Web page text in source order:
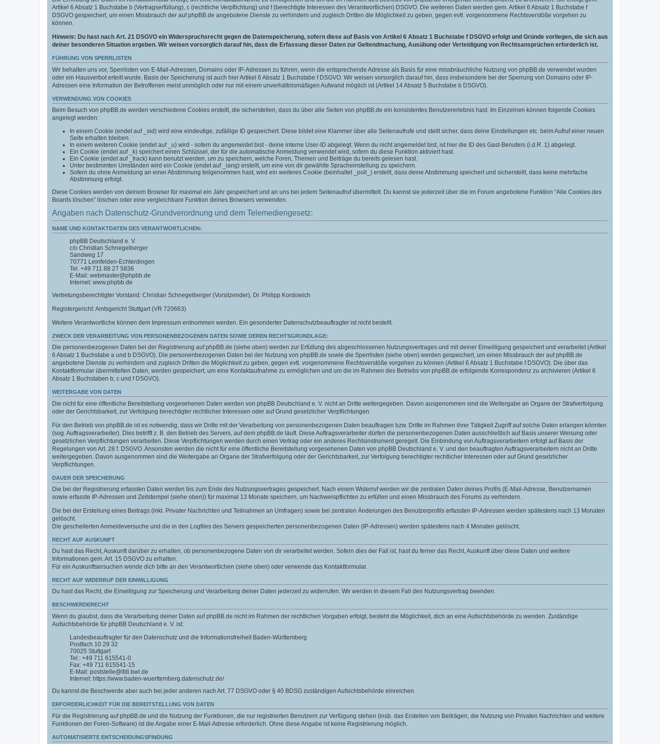
Artikel 6 Absatz 1 Buchstabe b (Vertragserfüllung), c (rechtliche Verpflichtung) und f (berechtigte Interessen des Verantwortlichen) DSGVO. Die weiteren Daten werden gem. Artikel 6 Absatz 1 Buchstabe f
DSGVO gespeichert, um einen Missbrauch der auf phpBB.de angebotene Dienste zu verhindern und zugleich Dritten die Möglichkeit zu geben, gegen evtl. vorgenommene Rechtsverstöße vorgehen zu
können.
Hinweis: Du hast nach Art. 21 DSGVO ein Widerspruchsrecht gegen die Datenspeicherung, sofern diese auf Basis von Artikel 6 Absatz 1 Buchstabe f DSGVO erfolgt und Gründe vorliegen, die sich aus
deiner besonderen Situation ergeben. Wir weisen vorsorglich darauf hin, dass die Erfassung dieser Daten zur Geltendmachung, Ausübung oder Verteidigung von Rechtsansprüchen erforderlich ist.
FÜHRUNG VON SPERRLISTEN
Wir behalten uns vor, Sperrlisten von E-Mail-Adressen, Domains oder IP-Adressen zu führen, wenn die entsprechende Adresse als Basis für eine missbräuchliche Nutzung von phpBB.de verwendet wurden
oder ein Hausverbot erteilt wurde. Basis der Speicherung ist auch hier Artikel 6 Absatz 1 Buchstabe f DSGVO. Wir weisen vorsorglich darauf hin, dass insbesondere bei der Sperrung von Domains oder IP-
Adressen eine Information der Betroffenen meist unmöglich oder nur mit einem unverhältnismäßigen Aufwand möglich ist (Artikel 14 Absatz 5 Buchstabe b DSGVO).
VERWENDUNG VON COOKIES
Beim Besuch von phpBB.de werden verschiedene Cookies erstellt, die sicherstellen, dass du über alle Seiten von phpBB.de ein konsistentes Benutzererlebnis hast. Im Einzelnen können folgende Cookies
angelegt werden:
In einem Cookie (endet auf _sid) wird eine eindeutige, zufällige ID gespeichert. Diese bildet eine Klammer über alle Seitenaufrufe und stellt sicher, dass deine Einstellungen etc. beim Aufruf einer neuen
Seite erhalten bleiben.
In einem weiteren Cookie (endet auf _u) wird - sofern du angemeldet bist - deine interne User-ID abgelegt. Wenn du nicht angemeldet bist, ist hier die ID des Gast-Benuters (i.d.R. 1) abgelegt.
Ein Cookie (endet auf _k) speichert einen Schlüssel, der für die automatische Anmeldung verwendet wird, sofern du diese Funktion aktiviert hast.
Ein Cookie (endet auf _track) kann benutzt werden, um zu speichern, welche Foren, Themen und Beiträge du bereits gelesen hast.
Unter bestimmten Umständen wird ein Cookie (endet auf _lang) erstellt, um eine von dir gewählte Spracheinstellung zu speichern.
Sofern du ohne Anmeldung an einer Abstimmung teilgenommen hast, wird ein weiteres Cookie (beinhaltet _poll_) erstellt, dass deine Abstimmung speichert und sicherstellt, dass keine mehrfache
Abstimmung erfolgt.
Diese Cookies werden von deinem Browser für maximal ein Jahr gespeichert und an uns bei jedem Seitenaufruf übermittelt. Du kannst sie jederzeit über die im Forum angebotene Funktion “Alle Cookies des
Boards löschen” löschen oder eine vergleichbare Funktion deines Browsers verwenden.
Angaben nach Datenschutz-Grundverordnung und dem Telemediengesetz:
NAME UND KONTAKTDATEN DES VERANTWORTLICHEN:
phpBB Deutschland e. V.
c/o Christian Schnegelberger
Sandweg 17
70771 Leinfelden-Echterdingen
Tel. +49 711 88 27 5836
E-Mail: webmaster@phpbb.de
Internet: www.phpbb.de
Vertretungsberechtigter Vorstand: Christian Schnegelberger (Vorsitzender), Dr. Philipp Kordowich
Registergericht: Amtsgericht Stuttgart (VR 720663)
Weitere Verantwortliche können dem Impressum entnommen werden. Ein gesonderter Datenschutzbeauftragter ist nicht bestellt.
ZWECK DER VERARBEITUNG VON PERSONENBEZOGENEN DATEN SOWIE DEREN RECHTSGRUNDLAGE:
Die personenbezogenen Daten bei der Registrierung auf phpBB.de (siehe oben) werden zur Erfüllung des abgeschlossenen Nutzungsvertrages und mit deiner Einwilligung gespeichert und verarbeitet (Artikel
6 Absatz 1 Buchstabe a und b DSGVO). Die personenbezogenen Daten bei der Nutzung von phpBB.de sowie die Sperrlisten (siehe oben) werden gespeichert, um einen Missbrauch der auf phpBB.de
angebotene Dienste zu verhindern und zugleich Dritten die Möglichkeit zu geben, gegen evtl. vorgenommene Rechtsverstöße vorgehen zu können (Artikel 6 Absatz 1 Buchstabe f DSGVO). Die über das
Kontaktformular übermittelten Daten, werden gespeichert, um eine Kontaktaufnahme zu ermöglichen und um die im Rahmen des Betriebs von phpBB.de erfolgende Korrespondenz zu archivieren (Artikel 6
Absatz 1 Buchstaben b, c und f DSGVO).
WEITERGABE VON DATEN
Die nicht für eine öffentliche Bereitstellung vorgesehenen Daten werden von phpBB Deutschland e. V. nicht an Dritte weitergegeben. Davon ausgenommen sind die Weitergabe an Organe der Strafverfolgung
oder der Gerichtsbarkeit, zur Verfolgung berechtigter rechtlicher Interessen oder auf Grund gesetzlicher Verpflichtungen.
Für den Betrieb von phpBB.de ist es notwendig, dass wir Dritte mit der Verarbeitung von personenbezogenen Daten beauftragen bzw. Dritte im Rahmen ihrer Tätigkeit Zugriff auf solche Daten erlangen könnten
(sog. Auftragsverarbeiter). Dies betrifft z. B. den Betrieb des Servers, auf dem phpBB.de läuft. Diese Auftragsverarbeiter dürfen die personenbezogenen Daten ausschließlich auf Basis unserer Weisung oder
gesetzlichen Verpflichtungen verarbeiten. Diese Verpflichtungen werden durch einen Vertrag oder ein anderes Rechtsinstrument geregelt. Die Einbindung von Auftragsverarbeitern erfolgt auf Basis der
Regelungen von Art. 28 f. DSGVO. Ansonsten werden die nicht für eine öffentliche Bereitstellung vorgesehenen Daten von phpBB Deutschland e. V. und den beauftragten Auftragsverarbeitern nicht an Dritte
weitergegeben. Davon ausgenommen sind die Weitergabe an Organe der Strafverfolgung oder der Gerichtsbarkeit, zur Verfolgung berechtigter rechtlicher Interessen oder auf Grund gesetzlicher
Verpflichtungen.
DAUER DER SPEICHERUNG
Die bei der Registrierung erfassten Daten werden bis zum Ende des Nutzungsvertrages gespeichert. Nach einem Widerruf werden wir die zentralen Daten deines Profils (E-Mail-Adresse, Benutzernamen
sowie erfasste IP-Adressen und Zeitstempel (siehe oben)) für maximal 13 Monate speichern, um Nachweispflichten zu erfüllen und einen Missbrauch des Forums zu verhindern.
Die bei der Erstellung eines Beitrags (inkl. Privater Nachrichten und Teilnahmen an Umfragen) sowie bei zentralen Änderungen des Benutzerprofils erfassten IP-Adressen werden spätestens nach 13 Monaten
gelöscht.
Die gescheiterten Anmeldeversuche und die in den Logfiles des Servers gespeicherten personenbezogenen Daten (IP-Adressen) werden spätestens nach 4 Monaten gelöscht.
RECHT AUF AUSKUNFT
Du hast das Recht, Auskunft darüber zu erhalten, ob personenbezogene Daten von dir verarbeitet werden. Sofern dies der Fall ist, hast du ferner das Recht, Auskunft über diese Daten und weitere
Informationen gem. Art. 15 DSGVO zu erhalten.
Für ein Auskunftsersuchen wende dich bitte an den Verantwortlichen (siehe oben) oder verwende das Kontaktformular.
RECHT AUF WIDERRUF DER EINWILLIGUNG
Du hast das Recht, die Einwilligung zur Speicherung und Verarbeitung deiner Daten jederzeit zu widerrufen. Wir werden in diesem Fall den Nutzungsvertrag beenden.
BESCHWERDERECHT
Wenn du glaubst, dass die Verarbeitung deiner Daten auf phpBB.de nicht im Rahmen der rechtlichen Vorgaben erfolgt, besteht die Möglichkeit, dich an eine Aufsichtsbehörde zu wenden. Zuständige
Aufsichtsbehörde für phpBB Deutschland e. V. ist:
Landesbeauftragter für den Datenschutz und die Informationsfreiheit Baden-Württemberg
Postfach 10 29 32
70025 Stuttgart
Tel.: +49 711 615541-0
Fax: +49 711 615541-15
E-Mail: poststelle@lfdi.bwl.de
Internet: https://www.baden-wuerttemberg.datenschutz.de/
Du kannst die Beschwerde aber auch bei jeder anderen nach Art. 77 DSGVO oder § 40 BDSG zuständigen Aufsichtsbehörde einreichen.
ERFORDERLICHKEIT FÜR DIE BEREITSTELLUNG VON DATEN
Für die Registrierung auf phpBB.de und die Nutzung der Funktionen, die nur registrierten Benutzern zur Verfügung stehen (insb. das Erstellen von Beiträgen, die Nutzung von Privaten Nachrichten und weitere
Funktionen der Foren-Software) ist die Angabe einer E-Mail-Adresse erforderlich. Ohne diese Angabe ist keine Registrierung möglich.
AUTOMATISIERTE ENTSCHEIDUNGSFINDUNG